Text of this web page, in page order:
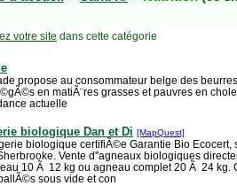
votre site dans cette catégorie
propose au consommateur belge des
en matiÃ¨res grasses et pauvres en
actuelle
biologique Dan et Di [MapQuest]
biologique certifiÃ©e Garantie Bio
Vente d''agneaux biologiques
10 Ã 12 kg ou agneau complet 20 Ã 24 kg.
sous vide et con